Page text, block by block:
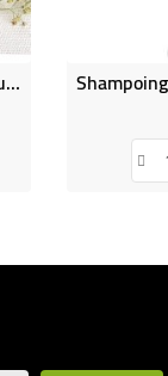
Shampoing Solide Ourson Guimauve Pour Les Enfants